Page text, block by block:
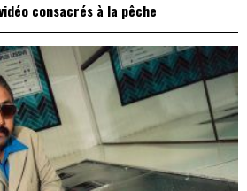
consacrés à la pêche